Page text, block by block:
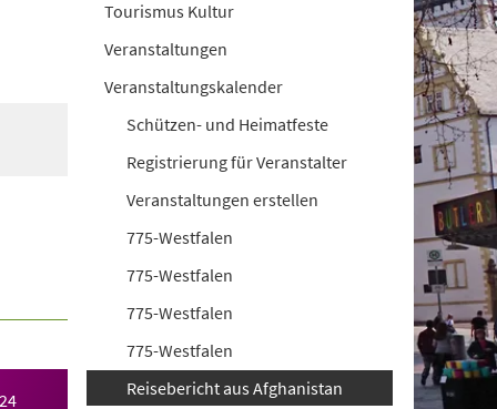
Tourismus Kultur
Veranstaltungen
Veranstaltungskalender
Schützen- und Heimatfeste
Registrierung für Veranstalter
Veranstaltungen erstellen
775-Westfalen
775-Westfalen
775-Westfalen
775-Westfalen
Reisebericht aus Afghanistan